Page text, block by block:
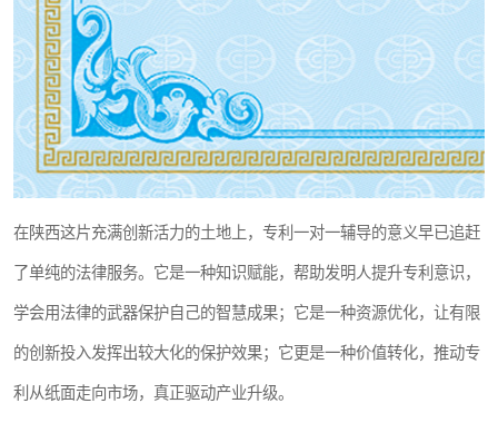
在陕西这片充满创新活力的土地上，专利一对一辅导的意义早已追赶
了单纯的法律服务。它是一种知识赋能，帮助发明人提升专利意识，
学会用法律的武器保护自己的智慧成果；它是一种资源优化，让有限
的创新投入发挥出较大化的保护效果；它更是一种价值转化，推动专
利从纸面走向市场，真正驱动产业升级。